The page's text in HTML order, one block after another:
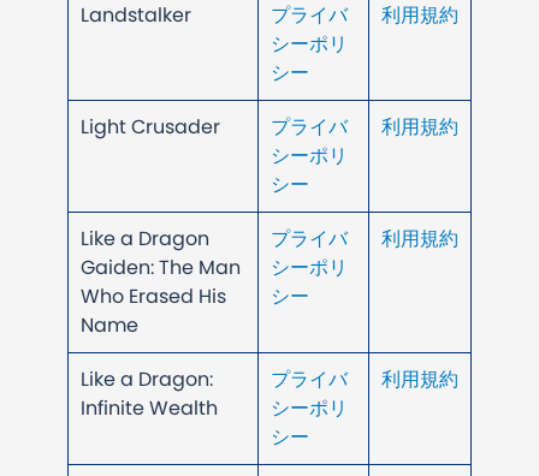
Landstalker
プライバ
シーポリ
シー
利用規約
Light Crusader
プライバ
シーポリ
シー
利用規約
Like a Dragon
Gaiden: The Man
Who Erased His
Name
プライバ
シーポリ
シー
利用規約
Like a Dragon:
Infinite Wealth
プライバ
シーポリ
シー
利用規約